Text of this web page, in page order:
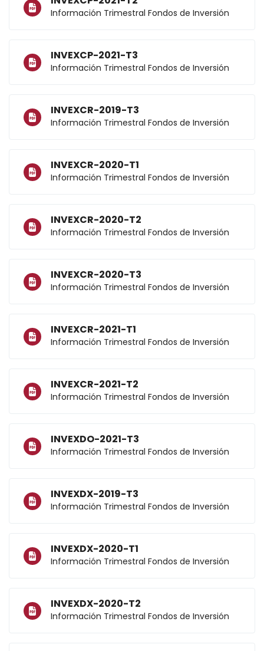
Información Trimestral Fondos de Inversión
INVEXCP-2021-T3
Información Trimestral Fondos de Inversión
INVEXCR-2019-T3
Información Trimestral Fondos de Inversión
INVEXCR-2020-T1
Información Trimestral Fondos de Inversión
INVEXCR-2020-T2
Información Trimestral Fondos de Inversión
INVEXCR-2020-T3
Información Trimestral Fondos de Inversión
INVEXCR-2021-T1
Información Trimestral Fondos de Inversión
INVEXCR-2021-T2
Información Trimestral Fondos de Inversión
INVEXDO-2021-T3
Información Trimestral Fondos de Inversión
INVEXDX-2019-T3
Información Trimestral Fondos de Inversión
INVEXDX-2020-T1
Información Trimestral Fondos de Inversión
INVEXDX-2020-T2
Información Trimestral Fondos de Inversión